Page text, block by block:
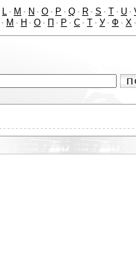
L · M · N · O · P · Q · R · S · T · U ·
· М · Н · О · П · Р · С · Т · У · Ф · Х